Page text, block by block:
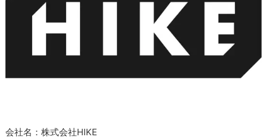
会社名：株式会社HIKE